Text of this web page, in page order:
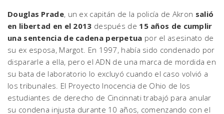
Douglas Prade, un ex capitán de la policía de Akron salió
en libertad en el 2013 después de 15 años de cumplir
una sentencia de cadena perpetua por el asesinato de
su ex esposa, Margot. En 1997, había sido condenado por
dispararle a ella, pero el ADN de una marca de mordida en
su bata de laboratorio lo excluyó cuando el caso volvió a
los tribunales. El Proyecto Inocencia de Ohio de los
estudiantes de derecho de Cincinnati trabajó para anular
su condena injusta durante 10 años, comenzando con el